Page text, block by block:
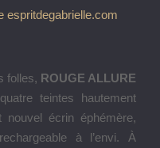
folles, ROUGE ALLURE
teintes hautement
nouvel écrin éphémère,
à l’envi. À